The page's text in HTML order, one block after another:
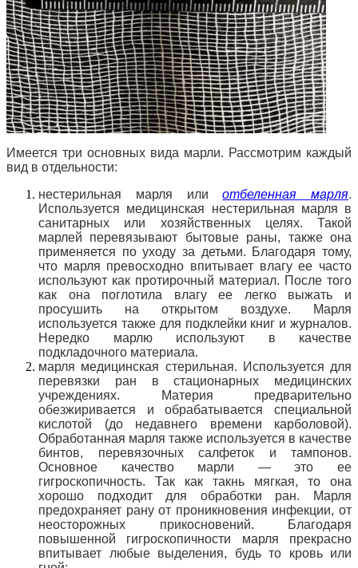
Имеется три основных вида марли. Рассмотрим каждый
вид в отдельности:
нестерильная марля илиотбеленная марля.
Используется медицинская нестерильная марля в
санитарных или хозяйственных целях. Такой
марлей перевязывают бытовые раны, также она
применяется по уходу за детьми. Благодаря тому,
что марля превосходно впитывает влагу ее часто
используют как протирочный материал. После того
как она поглотила влагу ее легко выжать и
просушить на открытом воздухе. Марля
используется также для подклейки книг и журналов.
Нередко марлю используют в качестве
подкладочного материала.
марля медицинская стерильная. Используется для
перевязки ран в стационарных медицинских
учреждениях. Материя предварительно
обезжиривается и обрабатывается специальной
кислотой (до недавнего времени карболовой).
Обработанная марля также используется в качестве
бинтов, перевязочных салфеток и тампонов.
Основное качество марли — это ее
гигроскопичность. Так как такнь мягкая, то она
хорошо подходит для обработки ран. Марля
предохраняет рану от проникновения инфекции, от
неосторожных прикосновений. Благодаря
повышенной гигроскопичности марля прекрасно
впитывает любые выделения, будь то кровь или